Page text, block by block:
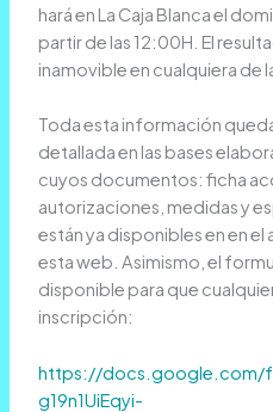
hará en La Caja Blanca el
partir de las 12:00H. El
inamovible en cualquiera de
Toda esta información
detallada en las bases
cuyos documentos: ficha
autorizaciones, medidas y
están ya disponibles en en el
esta web. Asimismo, el
disponible para que
inscripción:
https://docs.google.com/
g19n1UiEqyi-